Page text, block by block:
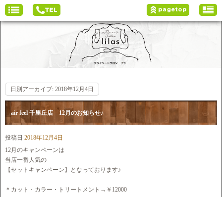
日別アーカイブ: 2018年12月4日
air feel 千里丘店 12月のお知らせ♪
投稿日 2018年12月4日
12月のキャンペーンは
当店一番人気の
【セットキャンペーン】となっております♪
＊カット・カラー・トリートメント→￥12000